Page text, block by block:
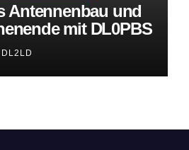
Antennenbau und
mit DL0PBS
DL2LD